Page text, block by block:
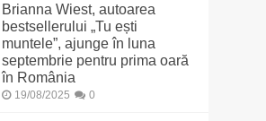
Brianna Wiest, autoarea
bestsellerului „Tu ești
muntele”, ajunge în luna
septembrie pentru prima oară
în România
19/08/2025 0